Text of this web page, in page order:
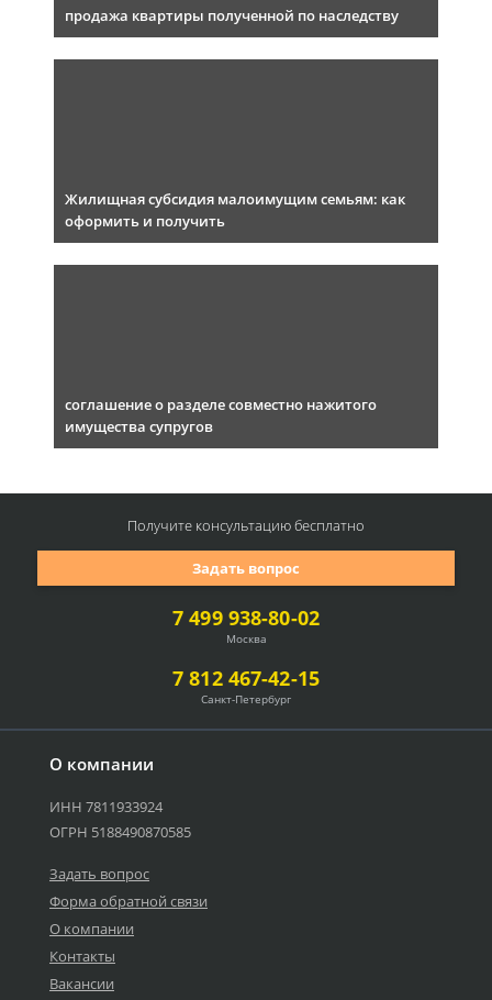
продажа квартиры полученной по наследству
Жилищная субсидия малоимущим семьям: как
оформить и получить
соглашение о разделе совместно нажитого
имущества супругов
О компании
ИНН 7811933924
ОГРН 5188490870585
Задать вопрос
Форма обратной связи
О компании
Контакты
Вакансии
7 499 938-80-02
Москва
7 812 467-42-15
Санкт-Петербург
Задать вопрос
Получите консультациюбесплатно